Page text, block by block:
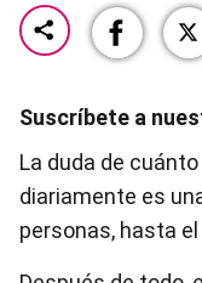
Suscríbete a
La duda de
diariamente es
personas, hasta